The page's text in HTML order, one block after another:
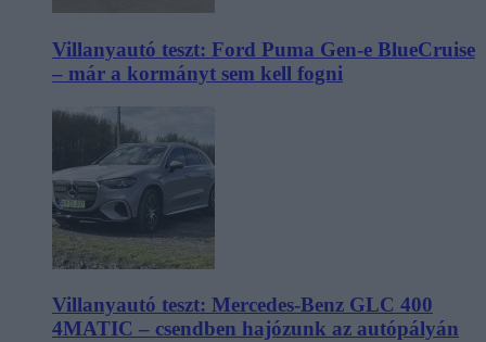
Villanyautó teszt: Ford Puma Gen-e BlueCruise
– már a kormányt sem kell fogni
Villanyautó teszt: Mercedes-Benz GLC 400
4MATIC – csendben hajózunk az autópályán